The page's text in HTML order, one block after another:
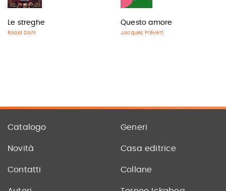
Le streghe
Roald Dahl
Questo amore
Jacques Prévert
Catalogo Generi
Novità Casa editrice
Contatti Collane